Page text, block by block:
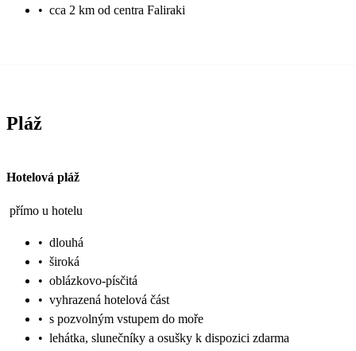
• cca 2 km od centra Faliraki
Pláž
Hotelová pláž
přímo u hotelu
• dlouhá
• široká
• oblázkovo-písčitá
• vyhrazená hotelová část
• s pozvolným vstupem do moře
• lehátka, slunečníky a osušky k dispozici zdarma